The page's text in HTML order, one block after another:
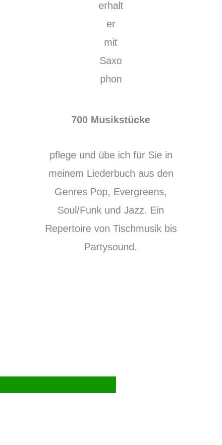
700 Musikstücke
pflege und übe ich für Sie in
meinem Liederbuch aus den
Genres Pop, Evergreens,
Soul/Funk und Jazz. Ein
Repertoire von Tischmusik bis
Partysound.